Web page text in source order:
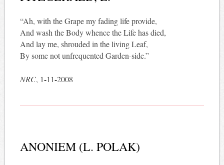
“Ah, with the Grape my fading life provide,
And wash the Body whence the Life has died,
And lay me, shrouded in the living Leaf,
By some not unfrequented Garden-side.”
NRC, 1-11-2008
ANONIEM (L. POLAK)